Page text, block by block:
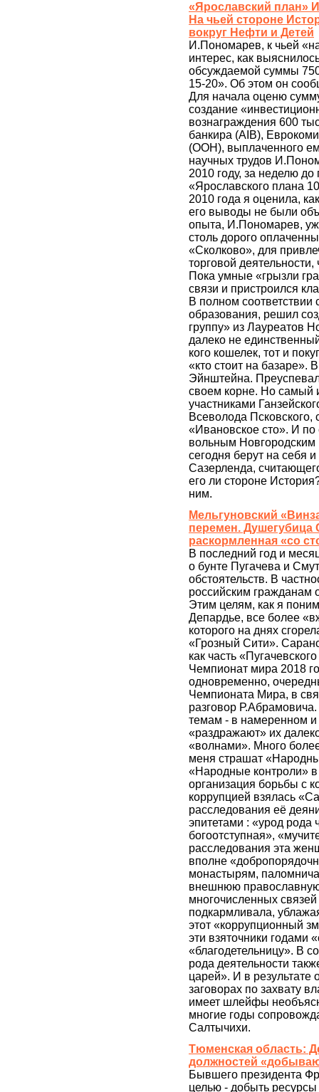
«Ярославский план»
На чьей стороне
вокруг Нефти и Детей
И.Пономарев, к чьей
интерес, как
обсуждаемой суммы
15-20». Об этом он
Для начала оценю
создание
вознаграждения 600
банкира (AIB),
(ООН), выплаченного
научных трудов
2010 году, за неделю до
«Ярославского плана
2010 года я оценила,
его выводы не были
опыта, И.Пономарев,
столь дорого
«Сколково», для
торговой
Пока умные «грызли
связи и пристроился
В полном соответствии
образования, решил
группу» из Лауреатов
далеко не
кого кошелек, тот и
«кто стоит на базаре».
Эйнштейна.
своем корне. Но самый
участниками
Всеволода Псковского,
«Ивановское сто». И по
вольным
сегодня берут на себя
Сазерленда,
его ли стороне
ним.
Мельгуновский
перемен. Душегубица
раскормленная «со
В последний год и
о бунте Пугачева и
обстоятельств. В
российским гражданам
Этим целям, как я
Депардье, все более
которого на днях
«Грозный Сити».
как часть
Чемпионат мира 2018
одновременно,
Чемпионата Мира, в
разговор
темам - в намеренном
«раздражают» их
«волнами». Много
меня страшат
«Народные контроли»
организация борьбы с
коррупцией взялась
расследования её
эпитетами : «урод рода
богоотступная»,
расследования эта
вполне
монастырям,
внешнюю
многочисленных
подкармливала,
этот «коррупционный
эти взяточники годами
«благодетельницу». В
рода деятельности
царей». И в результате
заговорах по захвату
имеет шлейфы
многие годы
Салтычихи.
Тюменская область:
должностей
Бывшего президента
целью - добыть